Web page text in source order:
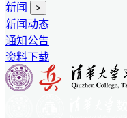
新闻
>
新闻动态
通知公告
资料下载